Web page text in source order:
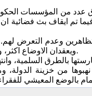
من المؤسسات
للعنف اسفر عن استشهاد خمسة متظاهرين وجرح 80
وعدم التعرض
ويعقدان الاوضاع اكثر، وان المطلوب هو التمسك بسلمية التظاهر.
بالطرق السلمية،
من خزينة الدولة،